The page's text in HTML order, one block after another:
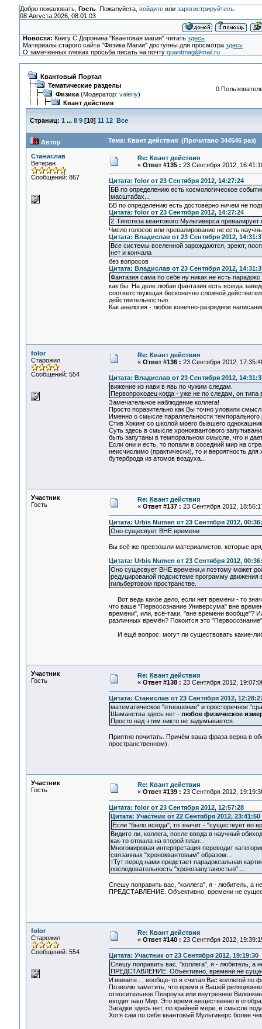
Добро пожаловать, Гость. Пожалуйста, войдитеили зарегистрируйтесь.
08 Августа 2026, 08:01:03
Новости: Книгу С.Доронина "Квантовая магия" читатьздесь
Материалы старого сайта "Физика Магии" доступны для просмотраздесь
О замеченных глюках просьба писать на почтуquantmag@mail.ru
Квантовый Портал
Тематические разделы
Физика(Модератор: valeriy)
Квант действия
0
Страниц: 1 ... 8 9[10] 11 12 Все
Автор Тема: Квант действия (Прочитано 344546 раз)
Станислав
Ветеран
Сообщений: 867
Re: Квант действия
« Ответ #135 : 23 Сентября 2012,
Цитата: folor от 23 Сентября 2012, 14:27:24
БВ по определению есть космологическое
масштабах...
БВ по определению есть достоверно ничем не
Цитата: folor от 23 Сентября 2012, 14:27:24
2. Гипотеза квантового Мультиверса
Число голосов или превалирование не есть
Цитата: Владислав от 23 Сентября 2012,
Все системы вселенной зарождаются, зреют,
нет и кончала
без вопросов
Цитата: Владислав от 23 Сентября 2012,
Фантазия сама по себе ну никак не есть парадокс
как бы. На деле любая фантазия есть всегда
соответствующая бесконечно сложной
действительностью.
Как аналогия - любое конечно-разрядное
folor
Старожил
Сообщений: 554
Re: Квант действия
« Ответ #136 : 23 Сентября 2012,
Цитата: Владислав от 23 Сентября 2012,
вижение из нави в явь по чужим следам.
Первопроходец когда - уже не по следам, он типа
Замечательное наблюдение коллега!
Просто поразительно как Вы точно уловили
Именно о смысле параллельности
Стив Хокинг со школой моего бывшего
Суть здесь в смысле хроноквантового
быть запутаны в темпоральном смысле, что и
Если они и есть, то попали в соседний мир на
неисчислимо (практически), то и вероятность
бутерброда из атомов воздуха...
Участник
Гость
Re: Квант действия
« Ответ #137 : 23 Сентября 2012,
Цитата: Urbis Numen от 23 Сентября 2012,
Оно сущесвует ВНЕ времени
Вы всё же превзошли материалистов, которые
Цитата: Urbis Numen от 23 Сентября 2012,
Оно сущесвует ВНЕ времени,и поэтому может
редуцированой подсистеме программу
гильбертовом пространстве.
Вот ведь какое дело, если нет времени - то
что ваше "Первосознание Универсума" вне
времени", или, всё-таки, "вне времени вообще"?
различных времён? Покоится это
И ещё вопрос: могут ли существовать какие-
Участник
Гость
Re: Квант действия
« Ответ #138 : 23 Сентября 2012,
Цитата: Станислав от 23 Сентября 2012,
математическое "отношение" и просторечное
Шаманства здесь нет - любое физическое
Просто над этим никто не задумывается.
Приятно почитать. Причём ваша фраза верна в
пространственном).
Участник
Гость
Re: Квант действия
« Ответ #139 : 23 Сентября 2012,
Цитата: folor от 23 Сентября 2012, 12:57:28
Цитата: Участник от 22 Сентября 2012, 23:41:50
Если "было всегда", то значит - "существует
Видите ли, коллега, после ввода в научный
как-то отошла на второй план...
Многомировая интерпретация переводит
связанных "хроноквантовым" образом...
тТут перед нами предстает парадоксальная
последовательность "хронозапутаностью"....
Спешу поправить вас, "коллега", я - любитель, а
ПРЕДСТАВЛЕНИЕ. Объективно, времени не
folor
Старожил
Сообщений: 554
Re: Квант действия
« Ответ #140 : 23 Сентября 2012,
Цитата: Участник от 23 Сентября 2012, 19:19:30
Спешу поправить вас, "коллега", я - любитель, а
ПРЕДСТАВЛЕНИЕ. Объективно, времени не
Извините..., вообще-то я считал Вас коллегой по
Позволю заметить, что время в Вашей
относительное Пенроуза или внутреннее
входит наш Мир. Это время вещественно в
Загадки здесь нет, по крайней мере, в смысле
Хотя сам по себе квантовый Мультиверс более